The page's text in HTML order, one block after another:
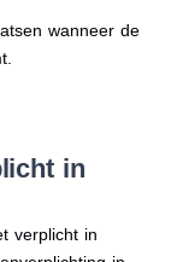
wanneer de
in
verplicht in